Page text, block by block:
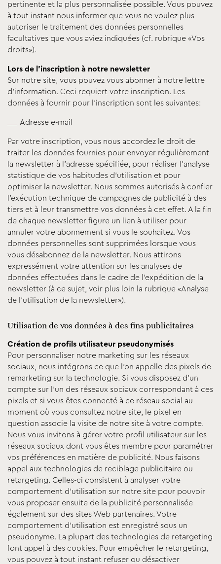
pertinente et la plus personnalisée possible. Vous pouvez
à tout instant nous informer que vous ne voulez plus
autoriser le traitement des données personnelles
facultatives que vous aviez indiquées (cf. rubrique «Vos
droits»).
Lors de l’inscription à notre newsletter
Sur notre site, vous pouvez vous abonner à notre lettre
d’information. Ceci requiert votre inscription. Les
données à fournir pour l’inscription sont les suivantes:
Adresse e-mail
Par votre inscription, vous nous accordez le droit de
traiter les données fournies pour envoyer régulièrement
la newsletter à l’adresse spécifiée, pour réaliser l’analyse
statistique de vos habitudes d’utilisation et pour
optimiser la newsletter. Nous sommes autorisés à confier
l’exécution technique de campagnes de publicité à des
tiers et à leur transmettre vos données à cet effet. A la fin
de chaque newsletter figure un lien à utiliser pour
annuler votre abonnement si vous le souhaitez. Vos
données personnelles sont supprimées lorsque vous
vous désabonnez de la newsletter. Nous attirons
expressément votre attention sur les analyses de
données effectuées dans le cadre de l’expédition de la
newsletter (à ce sujet, voir plus loin la rubrique «Analyse
de l’utilisation de la newsletter»).
Utilisation de vos données à des fins publicitaires
Création de profils utilisateur pseudonymisés
Pour personnaliser notre marketing sur les réseaux
sociaux, nous intégrons ce que l’on appelle des pixels de
remarketing sur la technologie. Si vous disposez d’un
compte sur l’un des réseaux sociaux correspondant à ces
pixels et si vous êtes connecté à ce réseau social au
moment où vous consultez notre site, le pixel en
question associe la visite de notre site à votre compte.
Nous vous invitons à gérer votre profil utilisateur sur les
réseaux sociaux dont vous êtes membre pour paramétrer
vos préférences en matière de publicité. Nous faisons
appel aux technologies de reciblage publicitaire ou
retargeting. Celles-ci consistent à analyser votre
comportement d’utilisation sur notre site pour pouvoir
vous proposer ensuite de la publicité personnalisée
également sur des sites Web partenaires. Votre
comportement d’utilisation est enregistré sous un
pseudonyme. La plupart des technologies de retargeting
font appel à des cookies. Pour empêcher le retargeting,
vous pouvez à tout instant refuser ou désactiver